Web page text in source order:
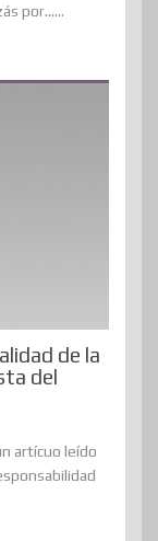
por......
de la
del
artícuo leído